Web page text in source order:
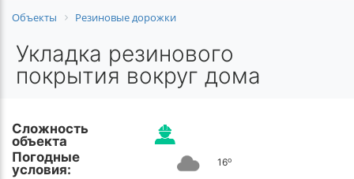
Объекты Резиновые дорожки
Укладка резинового
покрытия вокруг дома
Сложность
объекта
Погодные
условия:
16o